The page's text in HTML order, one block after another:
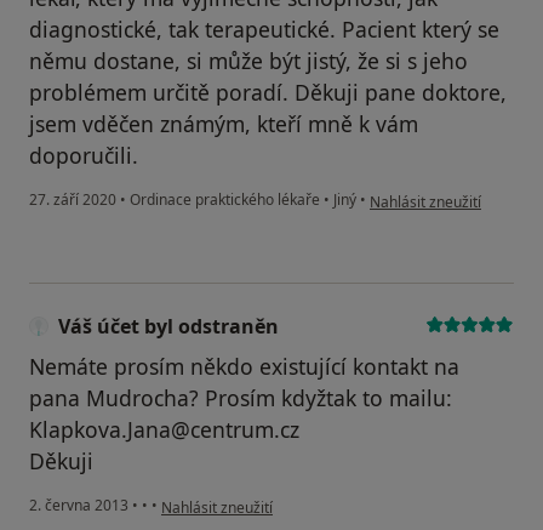
diagnostické, tak terapeutické. Pacient který se
němu dostane, si může být jistý, že si s jeho
problémem určitě poradí. Děkuji pane doktore,
jsem vděčen známým, kteří mně k vám
doporučili.
27. září 2020 • Ordinace praktického lékaře • Jiný • podle názoru uživatele
Nahlásit zneužití
Váš účet byl odstraněn
Nemáte prosím někdo existující kontakt na
pana Mudrocha? Prosím kdyžtak to mailu:
Klapkova.Jana@centrum.cz
Děkuji
2. června 2013 • • • podle názoru uživatele Váš účet byl odstraněn
Nahlásit zneužití